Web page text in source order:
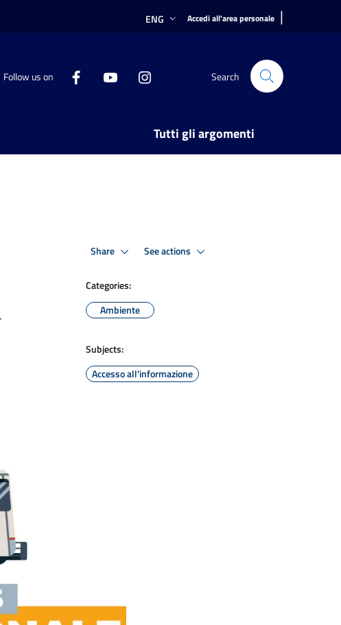
ENG Accedi all'area personale |
Follow us on Search
Tutti gli argomenti
Share See actions
Categories:
Ambiente
Subjects:
Accesso all'informazione